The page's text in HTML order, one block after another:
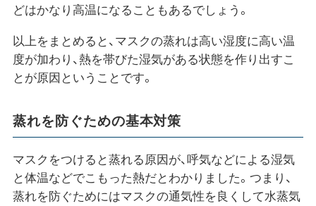
どはかなり高温になることもあるでしょう。
以上をまとめると、マスクの蒸れは高い湿度に高い温
度が加わり、熱を帯びた湿気がある状態を作り出すこ
とが原因ということです。
蒸れを防ぐための基本対策
マスクをつけると蒸れる原因が、呼気などによる湿気
と体温などでこもった熱だとわかりました。つまり、
蒸れを防ぐためにはマスクの通気性を良くして水蒸気